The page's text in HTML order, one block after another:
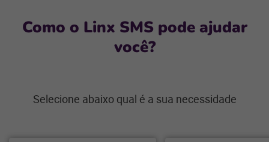
Como o Linx SMS pode ajudar
você?
Selecione abaixo qual é a sua necessidade